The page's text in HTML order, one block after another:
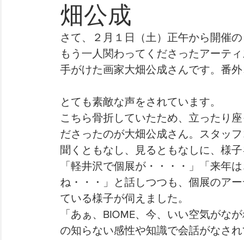
たからものforおくりもの2022
畑公成
さて、２月１日（土）正午から開催
もう一人関わってくださったアーテ
手がけた画家大畑公成さんです。番
とても素敵な声をされています。
こちら骨折していたため、立ったり
ださったのが大畑公成さん。スタッ
聞くともなし、見るともなしに、様子
「軽井沢で個展が・・・・」「来年
ね・・・」と話しつつも、個展のア
ている様子が伺えました。
「あぁ、BIOME、今、いい空気がな
の知らない感性や知識で会話がなさ